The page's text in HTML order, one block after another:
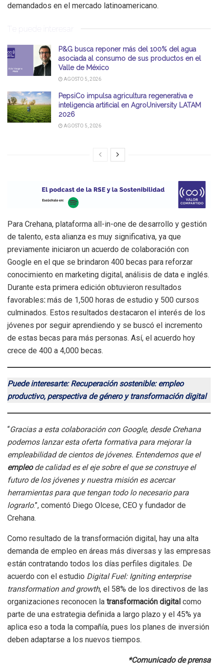
demandados en el mercado latinoamericano.
Te puede interesar
P&G busca reponer más del 100% del agua
asociada al consumo de sus productos en el
Valle de México
AGOSTO 5, 2026
PepsiCo impulsa agricultura regenerativa e
inteligencia artificial en AgroUniversity LATAM
2026
AGOSTO 5, 2026
Para Crehana, plataforma all-in-one de desarrollo y gestión
de talento, esta alianza es muy significativa, ya que
previamente iniciaron un acuerdo de colaboración con
Google en el que se brindaron 400 becas para reforzar
conocimiento en marketing digital, análisis de data e inglés.
Durante esta primera edición obtuvieron resultados
favorables: más de 1,500 horas de estudio y 500 cursos
culminados. Estos resultados destacaron el interés de los
jóvenes por seguir aprendiendo y se buscó el incremento
de estas becas para más personas. Así, el acuerdo hoy
crece de 400 a 4,000 becas.
Puede interesarte: Recuperación sostenible: empleo
productivo, perspectiva de género y transformación digital
“Gracias a esta colaboración con Google, desde Crehana
podemos lanzar esta oferta formativa para mejorar la
empleabilidad de cientos de jóvenes. Entendemos que el
empleode calidad es el eje sobre el que se construye el
futuro de los jóvenes y nuestra misión es acercar
herramientas para que tengan todo lo necesario para
lograrlo.”, comentó Diego Olcese, CEO y fundador de
Crehana.
Como resultado de la transformación digital, hay una alta
demanda de empleo en áreas más diversas y las empresas
están contratando todos los días perfiles digitales. De
acuerdo con el estudio Digital Fuel: Igniting enterprise
transformation and growth, el 58% de los directivos de las
organizaciones reconocen la transformación digital como
parte de una estrategia definida a largo plazo y el 45% ya
aplica eso a toda la compañía, pues los planes de inversión
deben adaptarse a los nuevos tiempos.
*Comunicado de prensa